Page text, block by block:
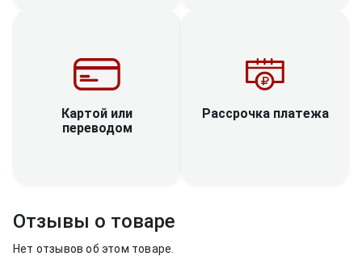
Картой или
переводом
Рассрочка платежа
Отзывы о товаре
Нет отзывов об этом товаре.